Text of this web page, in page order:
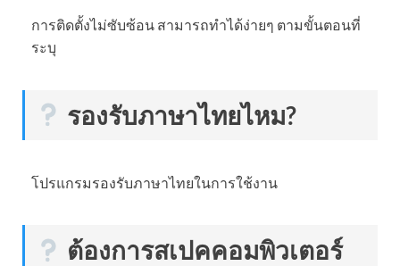
การติดตั้งไม่ซับซ้อน สามารถทำได้ง่ายๆ ตามขั้นตอนที่
ระบุ
รองรับภาษาไทยไหม?
โปรแกรมรองรับภาษาไทยในการใช้งาน
ต้องการสเปคคอมพิวเตอร์